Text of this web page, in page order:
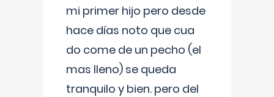
mi primer hijo pero desde
hace días noto que cua
do come de un pecho (el
mas lleno) se queda
tranquilo y bien. pero del